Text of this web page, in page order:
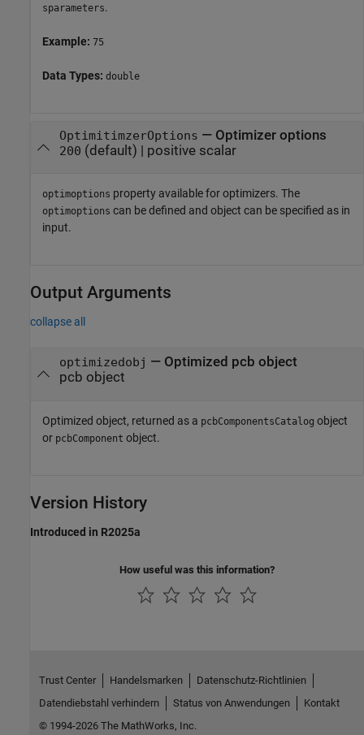
sparameters.
Example: 75
Data Types: double
OptimitimzerOptions — Optimizer options
200 (default) | positive scalar
optimoptions property available for optimizers. The
optimoptions can be defined and object can be specified as in
input.
Output Arguments
collapse all
optimizedobj — Optimized pcb object
pcb object
Optimized object, returned as a pcbComponentsCatalog object
or pcbComponent object.
Version History
Introduced in R2025a
How useful was this information?
Trust Center Handelsmarken
Datenschutz-Richtlinien
Datendiebstahl verhindern
Status von Anwendungen
Kontakt
© 1994-2026 The MathWorks, Inc.